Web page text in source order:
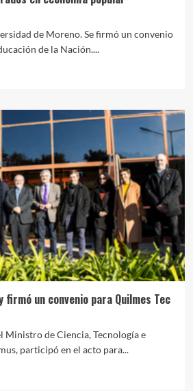
de Moreno. Se firmó un convenio
de la Nación....
firmó un convenio para Quilmes Tec
Ministro de Ciencia, Tecnología e
participó en el acto para...